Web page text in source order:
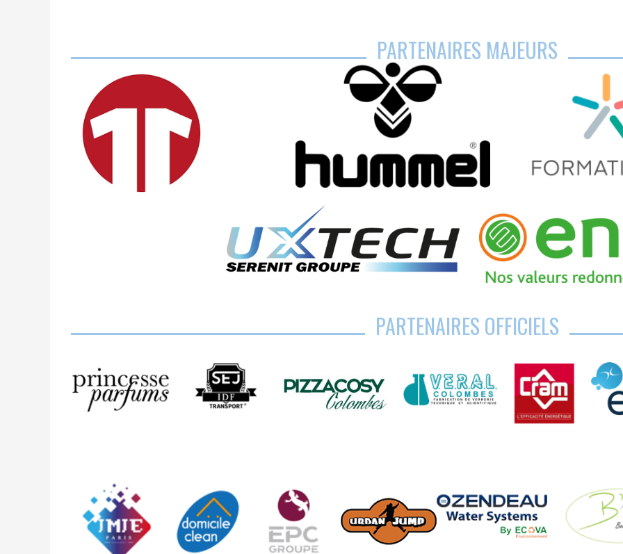
PARTENAIRES MAJEURS
PARTENAIRES OFFICIELS